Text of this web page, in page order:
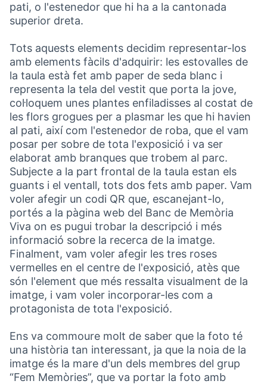
pati, o l'estenedor que hi ha a la cantonada
superior dreta.
Tots aquests elements decidim representar-los
amb elements fàcils d'adquirir: les estovalles de
la taula està fet amb paper de seda blanc i
representa la tela del vestit que porta la jove,
col·loquem unes plantes enfiladisses al costat de
les flors grogues per a plasmar les que hi havien
al pati, així com l'estenedor de roba, que el vam
posar per sobre de tota l'exposició i va ser
elaborat amb branques que trobem al parc.
Subjecte a la part frontal de la taula estan els
guants i el ventall, tots dos fets amb paper. Vam
voler afegir un codi QR que, escanejant-lo,
portés a la pàgina web del Banc de Memòria
Viva on es pugui trobar la descripció i més
informació sobre la recerca de la imatge.
Finalment, vam voler afegir les tres roses
vermelles en el centre de l'exposició, atès que
són l'element que més ressalta visualment de la
imatge, i vam voler incorporar-les com a
protagonista de tota l'exposició.
Ens va commoure molt de saber que la foto té
una història tan interessant, ja que la noia de la
imatge és la mare d'un dels membres del grup
“Fem Memòries”, que va portar la foto amb